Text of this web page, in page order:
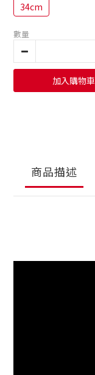
34cm
數量
加入購物車
商品描述